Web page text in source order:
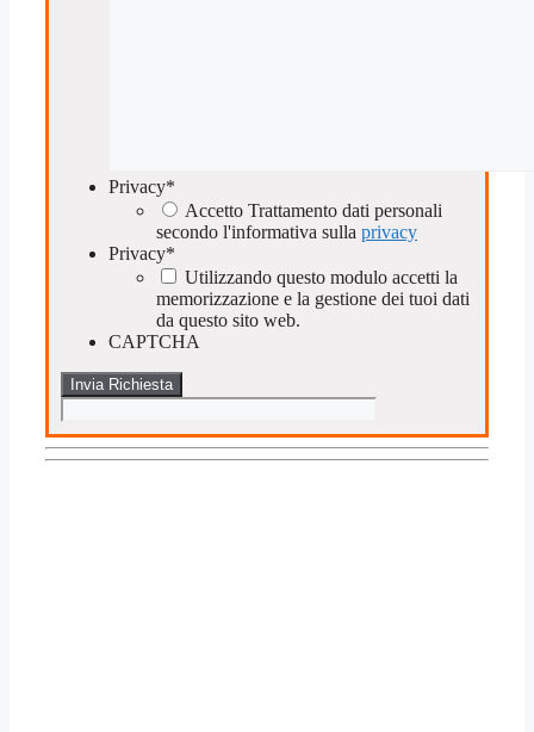
Privacy*
Accetto Trattamento dati personali
secondo l'informativa sulla privacy
Privacy*
Utilizzando questo modulo accetti la
memorizzazione e la gestione dei tuoi dati
da questo sito web.
CAPTCHA